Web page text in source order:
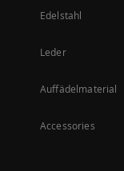
Edelstahl
Leder
Auffädelmaterial
Accessories